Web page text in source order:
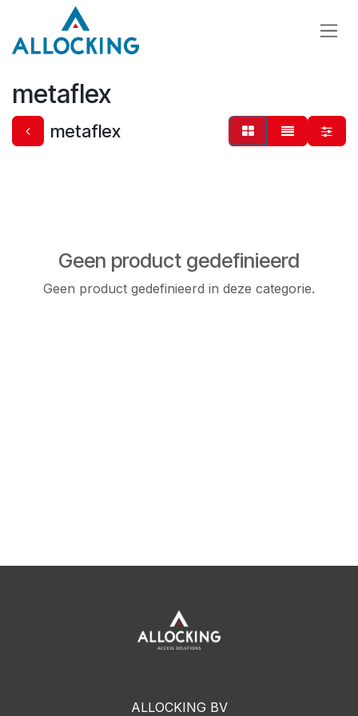
Overslaan naar inhoud
metaflex
metaflex
Geen product gedefinieerd
Geen product gedefinieerd in deze categorie.
ALLOCKING BV